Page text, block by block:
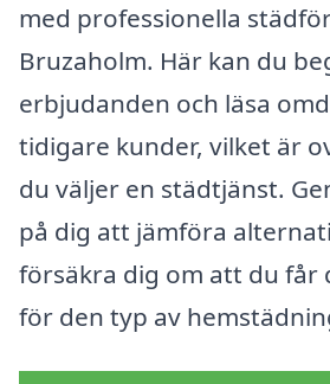
med professionella
Bruzaholm. Här kan du
erbjudanden och läsa
tidigare kunder, vilket är
du väljer en städtjänst.
på dig att jämföra
försäkra dig om att du får
för den typ av